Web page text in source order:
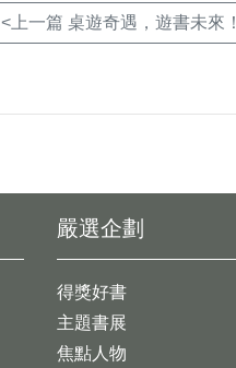
<上一篇 桌遊奇遇，遊書未來！
嚴選企劃
得獎好書
主題書展
焦點人物